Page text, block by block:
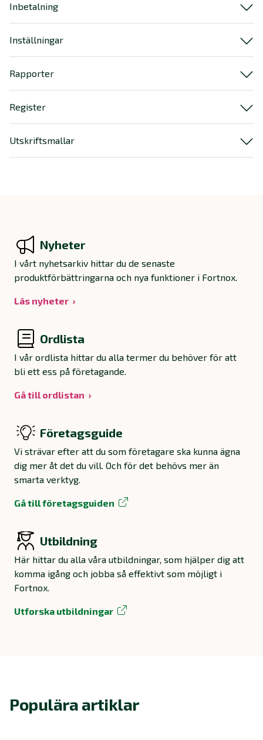
Inbetalning
Inställningar
Rapporter
Register
Utskriftsmallar
Nyheter
I vårt nyhetsarkiv hittar du de senaste
produktförbättringarna och nya funktioner i Fortnox.
Läs nyheter
Ordlista
I vår ordlista hittar du alla termer du behöver för att
bli ett ess på företagande.
Gå till ordlistan
Företagsguide
Vi strävar efter att du som företagare ska kunna ägna
dig mer åt det du vill. Och för det behövs mer än
smarta verktyg.
Gå till företagsguiden
Utbildning
Här hittar du alla våra utbildningar, som hjälper dig att
komma igång och jobba så effektivt som möjligt i
Fortnox.
Utforska utbildningar
Populära artiklar